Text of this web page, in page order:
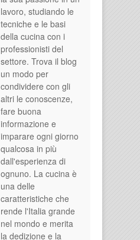
lavoro, studiando le
tecniche e le basi
della cucina con i
professionisti del
settore. Trova il blog
un modo per
condividere con gli
altri le conoscenze,
fare buona
informazione e
imparare ogni giorno
qualcosa in più
dall'esperienza di
ognuno. La cucina è
una delle
caratteristiche che
rende l'Italia grande
nel mondo e merita
la dedizione e la